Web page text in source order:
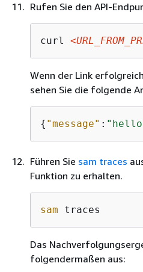
Rufen Sie den API-
curl
Wenn der Link
sehen Sie die folgende
{ "message" :
Führen Sie sam traces
Funktion zu erhalten.
sam traces
Das
folgendermaßen aus: